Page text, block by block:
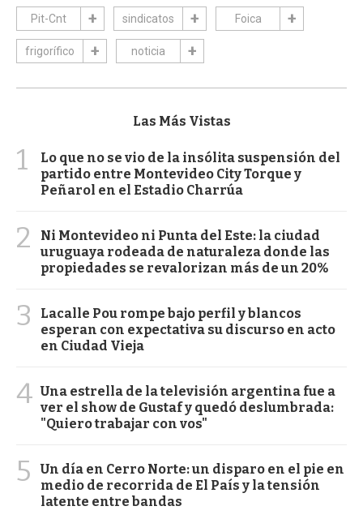
Pit-Cnt sindicatos Foica
frigorífico noticia
Las Más Vistas
1
Lo que no se vio de la insólita suspensión del
partido entre Montevideo City Torque y
Peñarol en el Estadio Charrúa
2
Ni Montevideo ni Punta del Este: la ciudad
uruguaya rodeada de naturaleza donde las
propiedades se revalorizan más de un 20%
3
Lacalle Pou rompe bajo perfil y blancos
esperan con expectativa su discurso en acto
en Ciudad Vieja
4 Una estrella de la televisión argentina fue a
ver el show de Gustaf y quedó deslumbrada:
"Quiero trabajar con vos"
5
Un día en Cerro Norte: un disparo en el pie en
medio de recorrida de El País y la tensión
latente entre bandas